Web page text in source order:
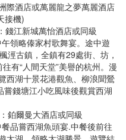
際酒店或萬麗龍之夢萬麗酒店
接機)
錢江新城萬怡酒店或同級
領略傣家村歌舞宴。途中遊
涇古鎮，全鎮有29處街、坊，
有“人間天堂”美譽的杭州。漫
西湖十景花港觀魚、柳浪聞鶯
錢塘江小吃風味後觀賞西湖
鉑爾曼大酒店或同級
品嘗西湖魚頭宴.中餐後前往